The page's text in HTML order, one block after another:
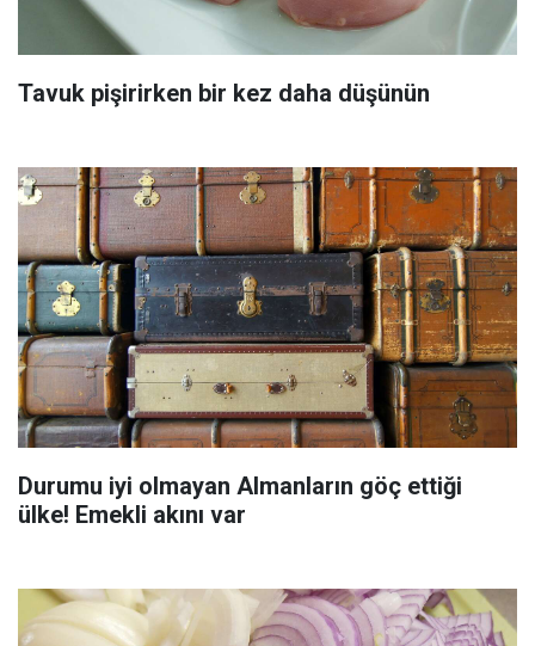
Tavuk pişirirken bir kez daha düşünün
Durumu iyi olmayan Almanların göç ettiği
ülke! Emekli akını var